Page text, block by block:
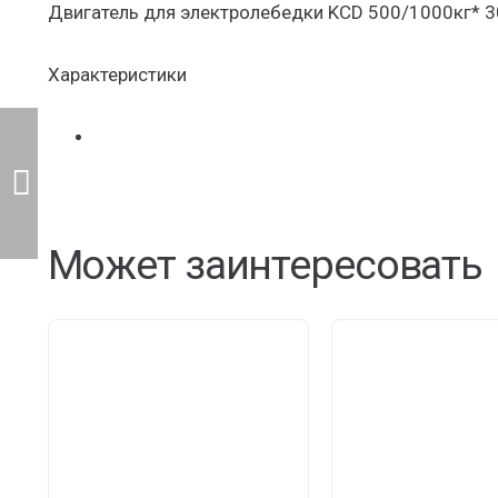
Двигатель для электролебедки KCD 500/1000кг*
Характеристики
Может заинтересовать